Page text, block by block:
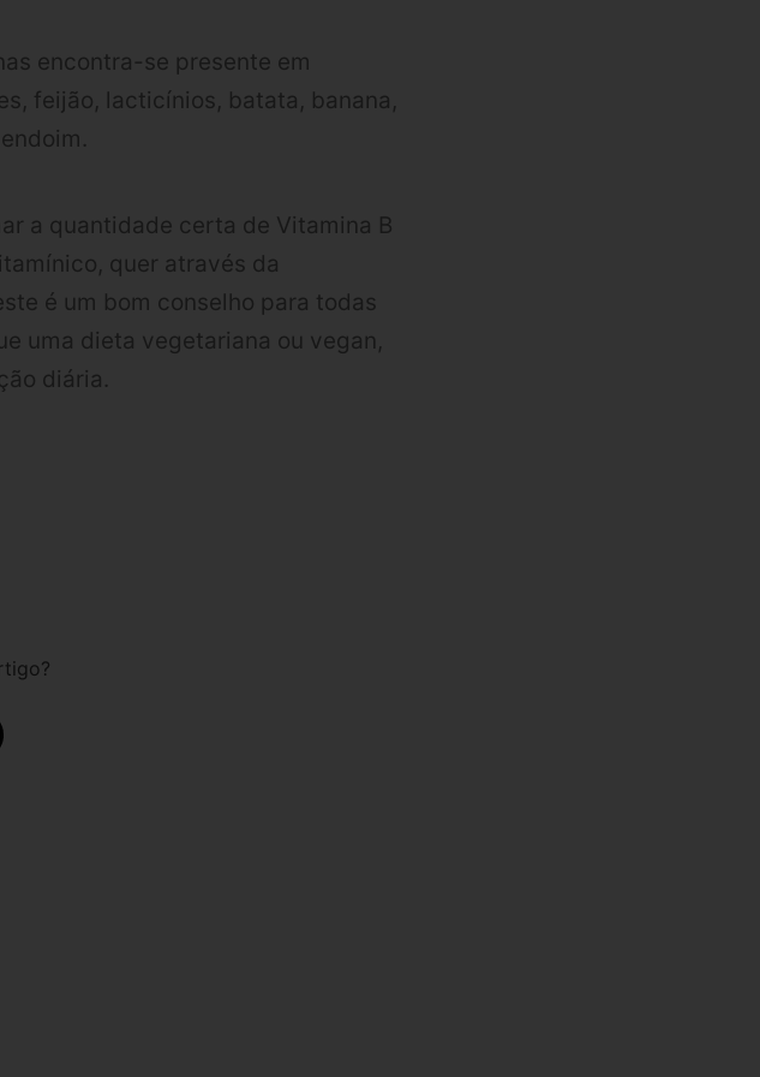
encontra-se presente em
feijão, lacticínios, batata, banana,
a quantidade certa de Vitamina B
quer através da
é um bom conselho para todas
uma dieta vegetariana ou vegan,
diária.